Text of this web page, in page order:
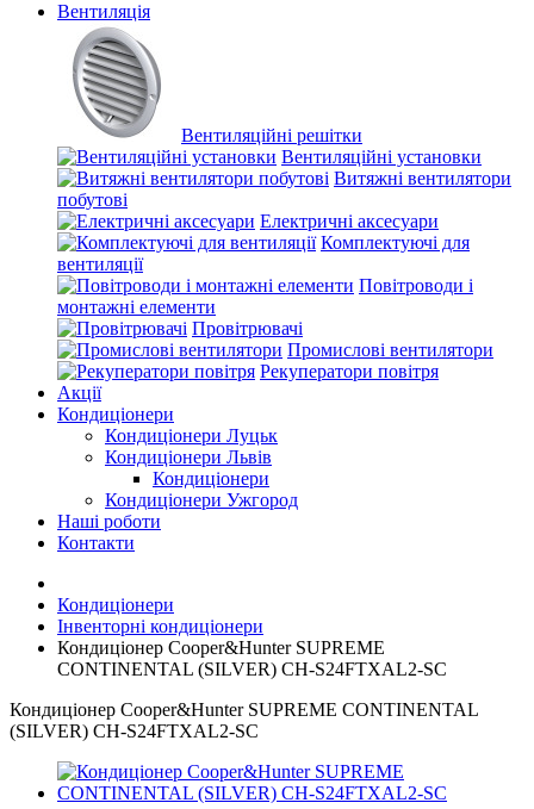
Вентиляція
Вентиляційні решітки
Вентиляційні установки
Витяжні вентилятори
побутові
Електричні аксесуари
Комплектуючі для
вентиляції
Повітроводи і
монтажні елементи
Провітрювачі
Промислові вентилятори
Рекуператори повітря
Акції
Кондиціонери
Кондиціонери Луцьк
Кондиціонери Львів
Кондиціонери
Кондиціонери Ужгород
Наші роботи
Контакти
Кондиціонери
Інвенторні кондиціонери
Кондиціонер Cooper&Hunter SUPREME
CONTINENTAL (SILVER) CH-S24FTXAL2-SC
Кондиціонер Cooper&Hunter SUPREME CONTINENTAL
(SILVER) CH-S24FTXAL2-SC